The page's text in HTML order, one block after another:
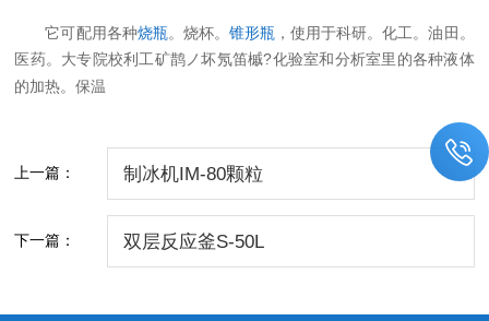
它可配用各种烧瓶。烧杯。 锥形瓶 ，使用于科研。化工。油田。
医药。大专院校利工矿鹊ノ坏氖笛槭?化验室和分析室里的各种液体
的加热。保温
上一篇： 制冰机IM-80颗粒
下一篇： 双层反应釜S-50L